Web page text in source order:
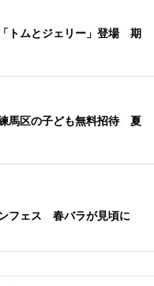
トムとジェリー」登場 期
馬区の子ども無料招待 夏
フェス 春バラが見頃に